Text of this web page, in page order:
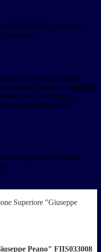
da YouTube per tenere
incorporati.
da Youtube per tenere
i video di Youtube incorporati
del sito web sta
dell'interfaccia di
cookie per identificare la
Superiore "Giuseppe
Peano" FIIS033008